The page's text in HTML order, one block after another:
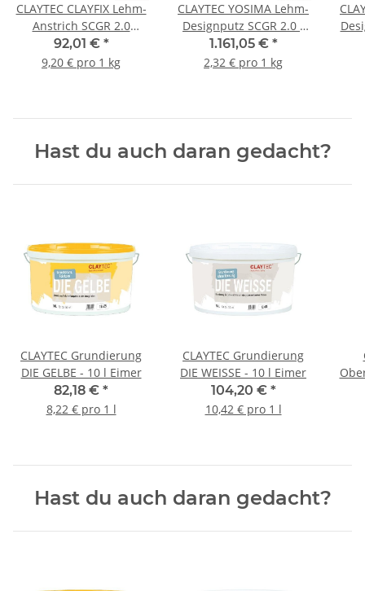
CLAYTEC CLAYFIX Lehm-
Anstrich SCGR 2.0
Feinkorn - 10 kg Eimer
92,01 € *
9,20 € pro 1 kg
CLAYTEC YOSIMA Lehm-
Designputz SCGR 2.0 -
500 kg BigBag
1.161,05 € *
2,32 € pro 1 kg
Hast du auch daran gedacht?
CLAYTEC Grundierung
DIE GELBE - 10 l Eimer
82,18 € *
8,22 € pro 1 l
CLAYTEC Grundierung
DIE WEISSE - 10 l Eimer
104,20 € *
10,42 € pro 1 l
Hast du auch daran gedacht?